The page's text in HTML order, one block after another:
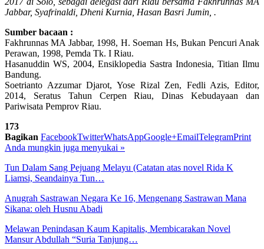
Jabbar, Syafrinaldi, Dheni Kurnia, Hasan Basri Jumin, .
Sumber bacaan :
Fakhrunnas MA Jabbar, 1998, H. Soeman Hs, Bukan Pencuri Anak
Perawan, 1998, Pemda Tk. I Riau.
Hasanuddin WS, 2004, Ensiklopedia Sastra Indonesia, Titian Ilmu
Bandung.
Soetrianto Azzumar Djarot, Yose Rizal Zen, Fedli Azis, Editor,
2014, Seratus Tahun Cerpen Riau, Dinas Kebudayaan dan
Pariwisata Pemprov Riau.
173
Bagikan FacebookTwitterWhatsAppGoogle+EmailTelegramPrint
Anda mungkin juga menyukai »
Tun Dalam Sang Pejuang Melayu (Catatan atas novel Rida K
Liamsi, Seandainya Tun…
Anugrah Sastrawan Negara Ke 16, Mengenang Sastrawan Mana
Sikana: oleh Husnu Abadi
Melawan Penindasan Kaum Kapitalis, Membicarakan Novel
Mansur Abdullah “Suria Tanjung…